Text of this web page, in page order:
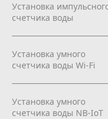
Установка
счетчика воды
Установка умного
счетчика воды Wi-Fi
Установка умного
счетчика воды NB-IoT